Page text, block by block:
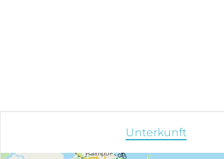
Unterkunft